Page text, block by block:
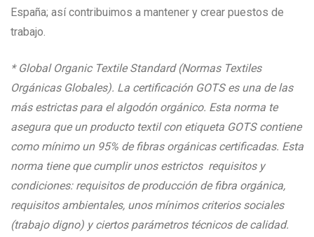
España; así contribuimos a mantener y crear puestos de
trabajo.
* Global Organic Textile Standard (Normas Textiles
Orgánicas Globales). La certificación GOTS es una de las
más estrictas para el algodón orgánico. Esta norma te
asegura que un producto textil con etiqueta GOTS contiene
como mínimo un 95% de fibras orgánicas certificadas. Esta
norma tiene que cumplir unos estrictos requisitos y
condiciones: requisitos de producción de fibra orgánica,
requisitos ambientales, unos mínimos criterios sociales
(trabajo digno) y ciertos parámetros técnicos de calidad.